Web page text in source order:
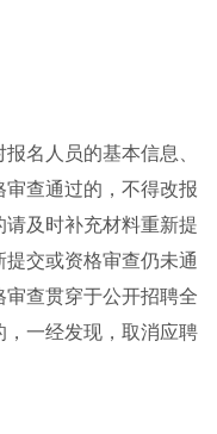
名人员的基本信息、
查通过的，不得改报
及时补充材料重新提
交或资格审查仍未通
查贯穿于公开招聘全
一经发现，取消应聘